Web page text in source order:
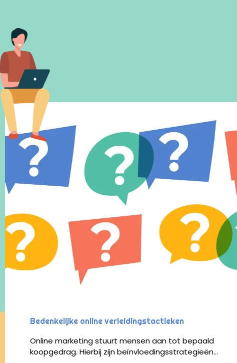
Bedenkelijke online verleidingstactieken
Online marketing stuurt mensen aan tot bepaald
koopgedrag. Hierbij zijn beïnvloedingsstrategieën…